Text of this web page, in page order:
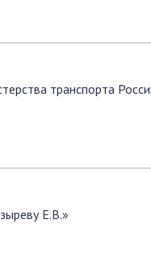
транспорта
Е.В.»